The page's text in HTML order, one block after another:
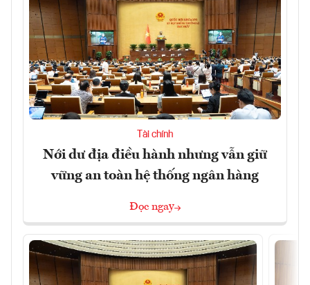
Tài chính
Nới dư địa điều hành nhưng vẫn giữ
vững an toàn hệ thống ngân hàng
Đọc ngay